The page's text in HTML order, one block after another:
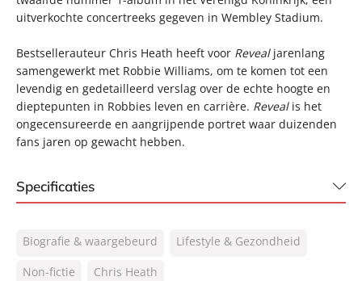
uitverkochte concertreeks gegeven in Wembley Stadium.
Bestsellerauteur Chris Heath heeft voor Revealjarenlang
samengewerkt met Robbie Williams, om te komen tot een
levendig en gedetailleerd verslag over de echte hoogte en
dieptepunten in Robbies leven en carrière. Revealis het
ongecensureerde en aangrijpende portret waar duizenden
fans jaren op gewacht hebben.
Specificaties
NUR:
661
Type:
Paperback
Biografie & waargebeurd
Lifestyle & Gezondheid
Non-fictie
Chris Heath